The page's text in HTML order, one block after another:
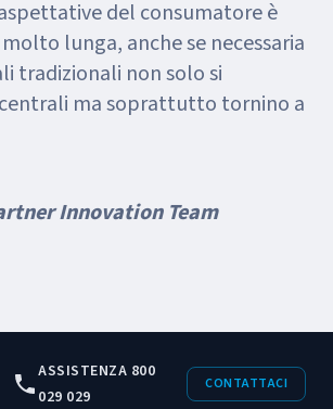
del consumatore è
lunga, anche se necessaria
tradizionali non solo si
ma soprattutto tornino a
Innovation Team
ASSISTENZA 800
029 029
CONTATTACI